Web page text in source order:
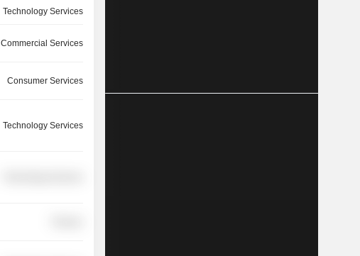
Technology Services
Commercial Services
Consumer Services
Technology Services